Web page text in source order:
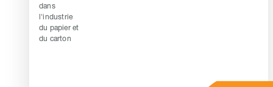
dans
l'industrie
du papier et
du carton